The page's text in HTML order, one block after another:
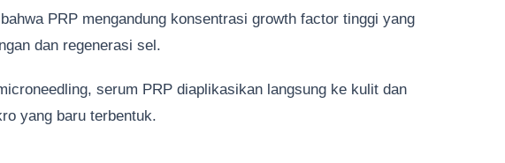
PRP mengandung konsentrasi growth factor tinggi yang
dan regenerasi sel.
serum PRP diaplikasikan langsung ke kulit dan
yang baru terbentuk.